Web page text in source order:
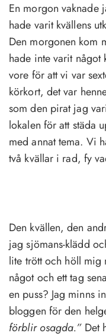
En morgon vaknade
hade varit kvällens
Den morgonen kom
hade inte varit
vore för att vi var
körkort, det var
som den pirat jag
lokalen för att städa
med annat tema. Vi
två kvällar i rad, fy
Den kvällen, den
jag sjömans-klädd
lite trött och höll mig
något och ett tag
en puss? Jag minns
bloggen för den
förblir osagda.” Det